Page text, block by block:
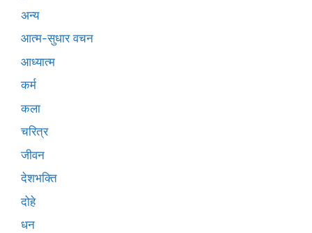
अन्य
आत्म-सुधार वचन
आध्यात्म
कर्म
कला
चरित्र
जीवन
देशभक्ति
दोहे
धन